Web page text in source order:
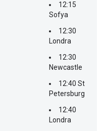
12:15
Sofya
12:30
Londra
12:30
Newcastle
12:40 St
Petersburg
12:40
Londra